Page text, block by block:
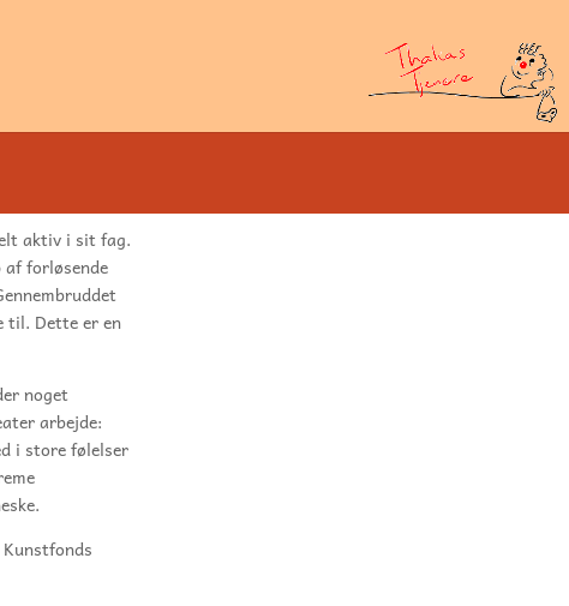
aktiv i sit fag.
forløsende
til. Dette er en
noget
arbejde:
i store følelser